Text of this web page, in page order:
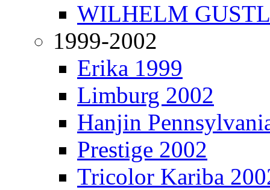
WILHELM
1999-2002
Erika 1999
Limburg 2002
Hanjin
Prestige 2002
Tricolor Kariba